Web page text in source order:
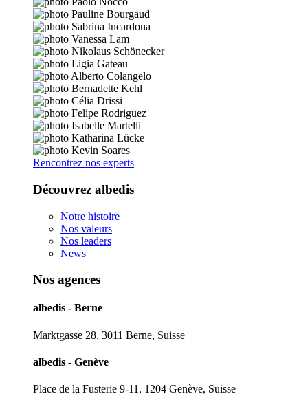
Rencontrez nos experts
Découvrez albedis
Notre histoire
Nos valeurs
Nos leaders
News
Nos agences
albedis - Berne
Marktgasse 28, 3011 Berne, Suisse
albedis - Genève
Place de la Fusterie 9-11, 1204 Genève, Suisse